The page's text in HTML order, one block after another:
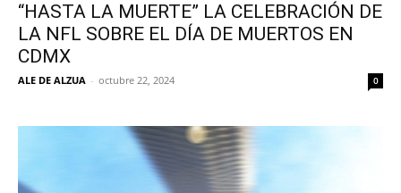
“HASTA LA MUERTE” LA CELEBRACIÓN DE
LA NFL SOBRE EL DÍA DE MUERTOS EN
CDMX
ALE DE ALZUA - octubre 22, 2024 0